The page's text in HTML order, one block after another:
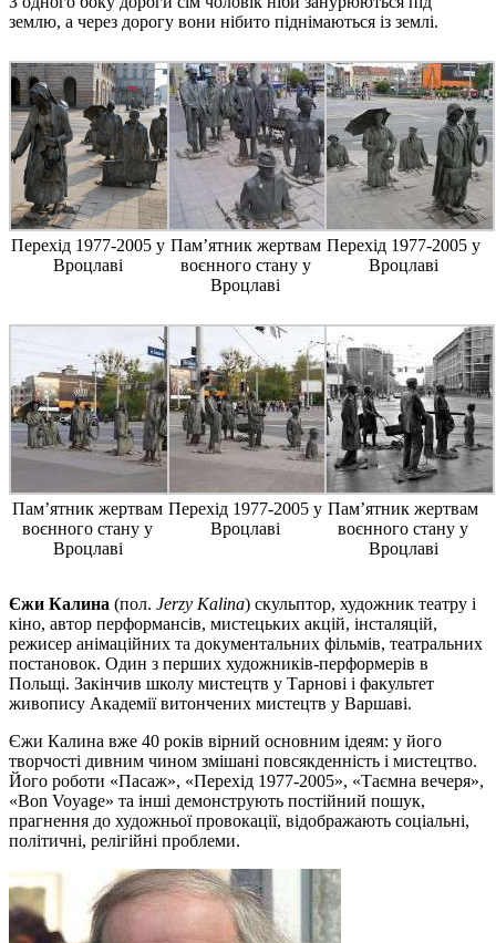
землю, а через дорогу вони нібито піднімаються із землі.
Перехід 1977-2005 у
Вроцлаві
Пам’ятник жертвам
воєнного стану у
Вроцлаві
Перехід 1977-2005 у
Вроцлаві
Пам’ятник жертвам
воєнного стану у
Вроцлаві
Перехід 1977-2005 у
Вроцлаві
Пам’ятник жертвам
воєнного стану у
Вроцлаві
Єжи Калина (пол. Jerzy Kalina) скульптор, художник театру і
кіно, автор перформансів, мистецьких акцій, інсталяцій,
режисер анімаційних та документальних фільмів, театральних
постановок. Один з перших художників-перформерів в
Польщі. Закінчив школу мистецтв у Тарнові і факультет
живопису Академії витончених мистецтв у Варшаві.
Єжи Калина вже 40 років вірний основним ідеям: у його
творчості дивним чином змішані повсякденність і мистецтво.
Його роботи «Пасаж», «Перехід 1977-2005», «Таємна вечеря»,
«Bon Voyage» та інші демонструють постійний пошук,
прагнення до художньої провокації, відображають соціальні,
політичні, релігійні проблеми.